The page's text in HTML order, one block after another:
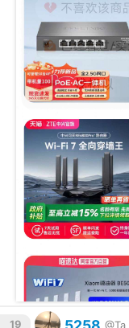
19 @Ta